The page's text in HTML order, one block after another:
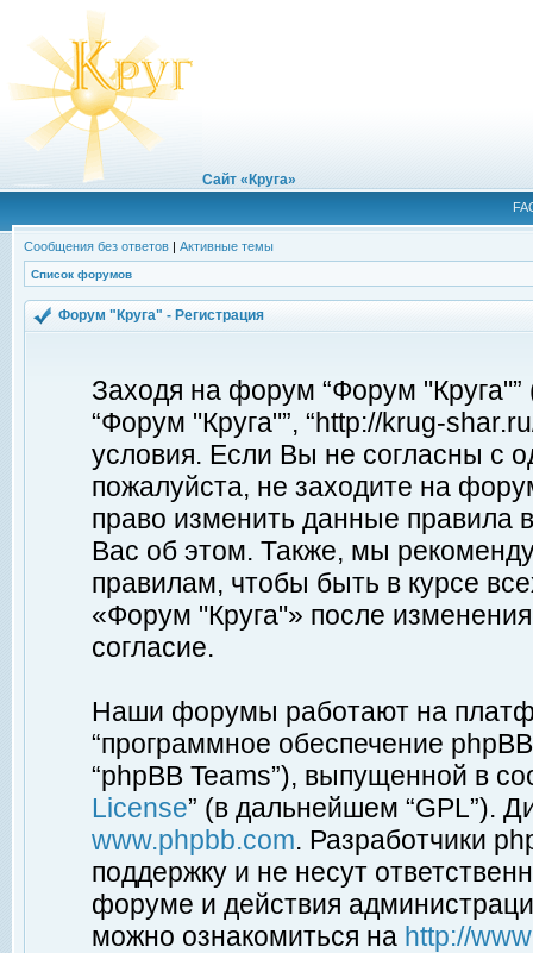
Сайт «Круга»
Сообщения без ответов | Активные темы
Список форумов
Форум "Круга" - Регистрация
Заходя на форум “Форум
“Форум "Круга"”, “http://krug-
условия. Если Вы не согласны с
пожалуйста, не заходите на
право изменить данные правила
Вас об этом. Также, мы
правилам, чтобы быть в курсе
«Форум "Круга"» после
согласие.
Наши форумы работают на
“программное обеспечение
“phpBB Teams”), выпущенной в
License” (в дальнейшем “GPL”).
www.phpbb.com. Разработчики
поддержку и не несут
форуме и действия
можно ознакомиться на http://